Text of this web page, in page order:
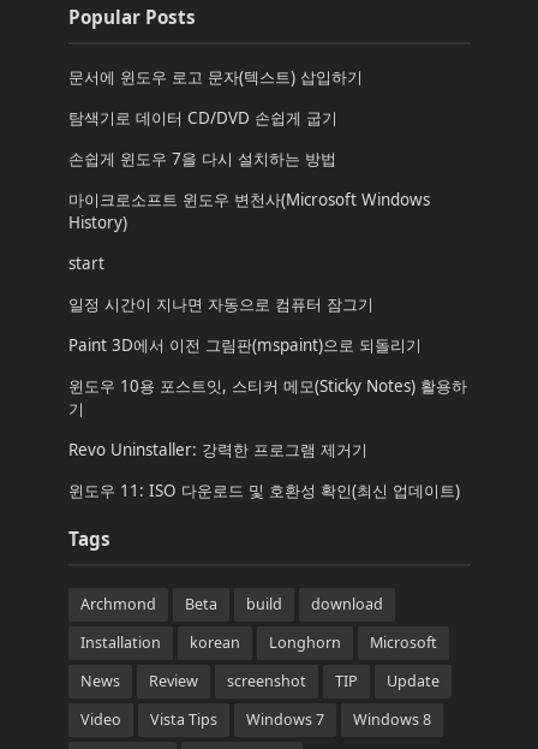
Popular Posts
문서에 윈도우 로고 문자(텍스트) 삽입하기
탐색기로 데이터 CD/DVD 손쉽게 굽기
손쉽게 윈도우 7을 다시 설치하는 방법
마이크로소프트 윈도우 변천사(Microsoft Windows
History)
start
일정 시간이 지나면 자동으로 컴퓨터 잠그기
Paint 3D에서 이전 그림판(mspaint)으로 되돌리기
윈도우 10용 포스트잇, 스티커 메모(Sticky Notes) 활용하
기
Revo Uninstaller: 강력한 프로그램 제거기
윈도우 11: ISO 다운로드 및 호환성 확인(최신 업데이트)
Tags
Archmond Beta build
download
Installation
korean Longhorn
Microsoft
News
Review screenshot TIP
Update
Video
Vista Tips Windows 7
Windows 8